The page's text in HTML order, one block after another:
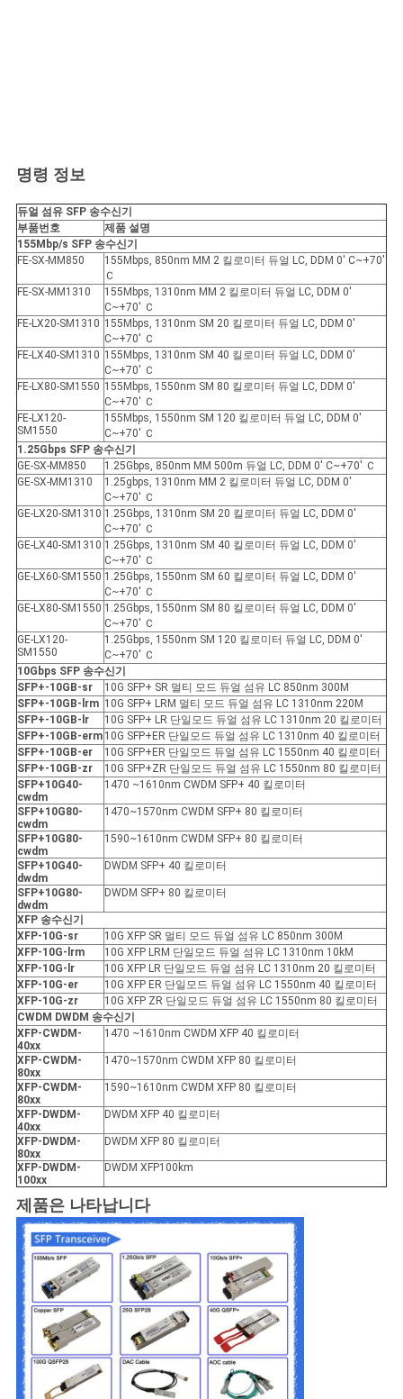
명령 정보
듀얼 섬유 SFP 송수신기
부품번호
제품 설명
155Mbp/s SFP 송수신기
FE-SX-MM850
155Mbps, 850nm MM 2 킬로미터 듀얼 LC, DDM 0' C~+70'
Ｃ
FE-SX-MM1310
155Mbps, 1310nm MM 2 킬로미터 듀얼 LC, DDM 0'
C~+70' Ｃ
FE-LX20-SM1310 155Mbps, 1310nm SM 20 킬로미터 듀얼 LC, DDM 0'
C~+70' Ｃ
FE-LX40-SM1310 155Mbps, 1310nm SM 40 킬로미터 듀얼 LC, DDM 0'
C~+70' Ｃ
FE-LX80-SM1550 155Mbps, 1550nm SM 80 킬로미터 듀얼 LC, DDM 0'
C~+70' Ｃ
FE-LX120-
SM1550
155Mbps, 1550nm SM 120 킬로미터 듀얼 LC, DDM 0'
C~+70' Ｃ
1.25Gbps SFP 송수신기
GE-SX-MM850
1.25Gbps, 850nm MM 500m 듀얼 LC, DDM 0' C~+70' Ｃ
GE-SX-MM1310
1.25gbps, 1310nm MM 2 킬로미터 듀얼 LC, DDM 0'
C~+70' Ｃ
GE-LX20-SM1310 1.25Gbps, 1310nm SM 20 킬로미터 듀얼 LC, DDM 0'
C~+70' Ｃ
GE-LX40-SM1310 1.25Gbps, 1310nm SM 40 킬로미터 듀얼 LC, DDM 0'
C~+70' Ｃ
GE-LX60-SM1550 1.25Gbps, 1550nm SM 60 킬로미터 듀얼 LC, DDM 0'
C~+70' Ｃ
GE-LX80-SM1550 1.25Gbps, 1550nm SM 80 킬로미터 듀얼 LC, DDM 0'
C~+70' Ｃ
GE-LX120-
SM1550
1.25Gbps, 1550nm SM 120 킬로미터 듀얼 LC, DDM 0'
C~+70' Ｃ
10Gbps SFP 송수신기
SFP+-10GB-sr
10G SFP+ SR 멀티 모드 듀얼 섬유 LC 850nm 300M
SFP+-10GB-lrm 10G SFP+ LRM 멀티 모드 듀얼 섬유 LC 1310nm 220M
SFP+-10GB-lr
10G SFP+ LR 단일모드 듀얼 섬유 LC 1310nm 20 킬로미터
SFP+-10GB-erm 10G SFP+ER 단일모드 듀얼 섬유 LC 1310nm 40 킬로미터
SFP+-10GB-er
10G SFP+ER 단일모드 듀얼 섬유 LC 1550nm 40 킬로미터
SFP+-10GB-zr
10G SFP+ZR 단일모드 듀얼 섬유 LC 1550nm 80 킬로미터
SFP+10G40-
cwdm
1470 ~1610nm CWDM SFP+ 40 킬로미터
SFP+10G80-
cwdm
1470~1570nm CWDM SFP+ 80 킬로미터
SFP+10G80-
cwdm
1590~1610nm CWDM SFP+ 80 킬로미터
SFP+10G40-
dwdm
DWDM SFP+ 40 킬로미터
SFP+10G80-
dwdm
DWDM SFP+ 80 킬로미터
XFP 송수신기
XFP-10G-sr
10G XFP SR 멀티 모드 듀얼 섬유 LC 850nm 300M
XFP-10G-lrm
10G XFP LRM 단일모드 듀얼 섬유 LC 1310nm 10kM
XFP-10G-lr
10G XFP LR 단일모드 듀얼 섬유 LC 1310nm 20 킬로미터
XFP-10G-er
10G XFP ER 단일모드 듀얼 섬유 LC 1550nm 40 킬로미터
XFP-10G-zr
10G XFP ZR 단일모드 듀얼 섬유 LC 1550nm 80 킬로미터
CWDM DWDM 송수신기
XFP-CWDM-
40xx
1470 ~1610nm CWDM XFP 40 킬로미터
XFP-CWDM-
80xx
1470~1570nm CWDM XFP 80 킬로미터
XFP-CWDM-
80xx
1590~1610nm CWDM XFP 80 킬로미터
XFP-DWDM-
40xx
DWDM XFP 40 킬로미터
XFP-DWDM-
80xx
DWDM XFP 80 킬로미터
XFP-DWDM-
100xx
DWDM XFP100km
제품은 나타납니다